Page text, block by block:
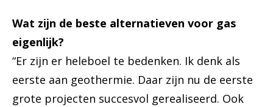
Wat zijn de beste alternatieven voor gas
eigenlijk?
“Er zijn er heleboel te bedenken. Ik denk als
eerste aan geothermie. Daar zijn nu de eerste
grote projecten succesvol gerealiseerd. Ook